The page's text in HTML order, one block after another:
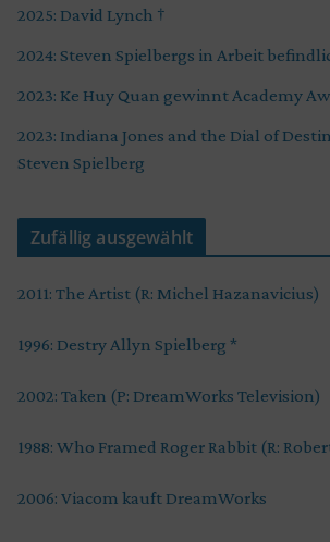
2025: David Lynch †
2024: Steven Spielbergs in Arbeit
2023: Ke Huy Quan gewinnt Academy
2023: Indiana Jones and the Dial of
Steven Spielberg
Zufällig ausgewählt
2011: The Artist (R: Michel Hazanavicius)
1996: Destry Allyn Spielberg *
2002: Taken (P: DreamWorks Television)
1988: Who Framed Roger Rabbit (R:
2006: Viacom kauft DreamWorks